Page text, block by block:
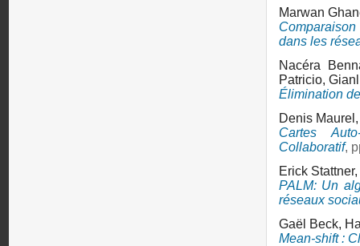
Marwan
dans les
Nacéra
Patricio,
Élimination
Denis
Cartes
Collaboratif,
Erick Stattner,
PALM: Un
réseaux
Gaël Beck,
Mean-shift :